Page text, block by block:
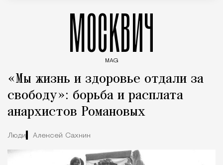
МОСКВИЧ
MAG
«Мы жизнь и здоровье отдали за
свободу»: борьба и расплата
анархистов Романовых
Люди Алексей Сахнин